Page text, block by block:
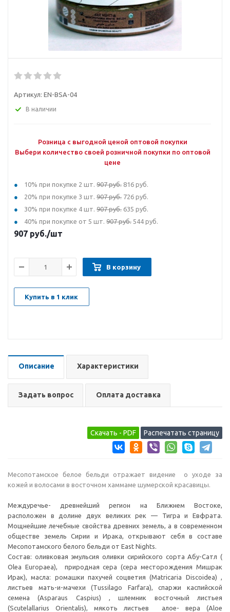
Артикул: EN-BSA-04
В наличии
Розница с выгодной ценой оптовой покупки
Выбери количество своей розничной покупки по оптовой
цене
10% при покупке 2 шт. 907 руб. 816 руб.
20% при покупке 3 шт. 907 руб. 726 руб.
30% при покупке 4 шт. 907 руб. 635 руб.
40% при покупке от 5 шт. 907 руб. 544 руб.
907 руб./шт
В корзину
Купить в 1 клик
Описание Характеристики
Задать вопрос Оплата доставка
Месопотамское белое бельди отражает видение о уходе за
кожей и волосами в восточном хаммаме шумерской красавицы.
Междуречье- древнейший регион на Ближнем Востоке,
расположен в долине двух великих рек — Тигра и Евфрата.
Мощнейшие лечебные свойства древних земель, а в современном
обществе земель Сирии и Ирака, открывают себя в составе
Месопотамского белого бельди от East Nights.
Состав: оливковая эмульсия оливки сирийского сорта Абу-Сатл (
Olea Europaea), природная сера (сера месторождения Мишрак
Ирак), масла: ромашки пахучей соцветия (Matricaria Discoidea) ,
листьев мать-и-мачехи (Tussilago Farfara), спаржи каспийской
семена (Asparaus Caspius) , шлемник восточный листьея
(Scutelallarius Orientalis), мякоть листьев алое- вера (Aloe